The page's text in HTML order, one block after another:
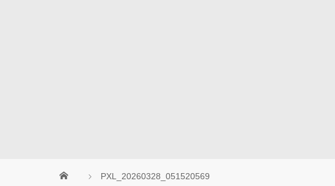
PXL_20260328_051520569